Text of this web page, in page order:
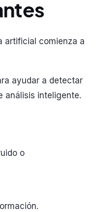
artificial comienza a
ayudar a detectar
análisis inteligente.
o